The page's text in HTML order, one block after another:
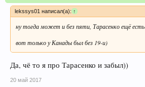
lekssys01 написал(а): ↑
ну тогда может и без пяти, Тарасенко ещё есть
вот только у Канады был без 19-и)
Да, чё то я про Тарасенко и забыл))
20 май 2017